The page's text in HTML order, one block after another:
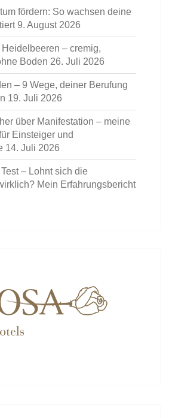
fördern: So wachsen deine
9. August 2026
– cremig,
Boden 26. Juli 2026
– 9 Wege, deiner Berufung
19. Juli 2026
über Manifestation – meine
Einsteiger und
14. Juli 2026
– Lohnt sich die
Mein Erfahrungsbericht